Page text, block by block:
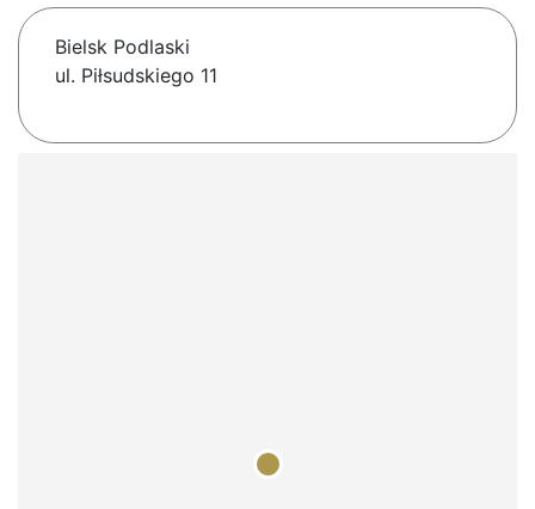
Bielsk Podlaski
ul. Piłsudskiego 11